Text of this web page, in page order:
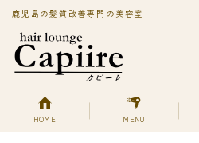
鹿児島の髪質改善専門の美容室
MENU
Capiireってどんなサロン?
PRIVACY POLICY
HOME MENU